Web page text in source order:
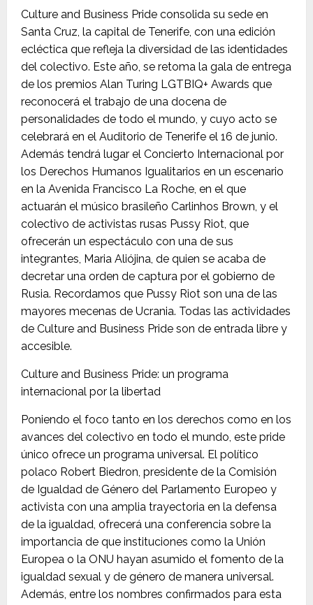
Culture and Business Pride consolida su sede en
Santa Cruz, la capital de Tenerife, con una edición
ecléctica que refleja la diversidad de las identidades
del colectivo. Este año, se retoma la gala de entrega
de los premios Alan Turing LGTBIQ+ Awards que
reconocerá el trabajo de una docena de
personalidades de todo el mundo, y cuyo acto se
celebrará en el Auditorio de Tenerife el 16 de junio.
Además tendrá lugar el Concierto Internacional por
los Derechos Humanos Igualitarios en un escenario
en la Avenida Francisco La Roche, en el que
actuarán el músico brasileño Carlinhos Brown, y el
colectivo de activistas rusas Pussy Riot, que
ofrecerán un espectáculo con una de sus
integrantes, Maria Aliójina, de quien se acaba de
decretar una orden de captura por el gobierno de
Rusia. Recordamos que Pussy Riot son una de las
mayores mecenas de Ucrania. Todas las actividades
de Culture and Business Pride son de entrada libre y
accesible.
Culture and Business Pride: un programa
internacional por la libertad
Poniendo el foco tanto en los derechos como en los
avances del colectivo en todo el mundo, este pride
único ofrece un programa universal. El político
polaco Robert Biedron, presidente de la Comisión
de Igualdad de Género del Parlamento Europeo y
activista con una amplia trayectoria en la defensa
de la igualdad, ofrecerá una conferencia sobre la
importancia de que instituciones como la Unión
Europea o la ONU hayan asumido el fomento de la
igualdad sexual y de género de manera universal.
Además, entre los nombres confirmados para esta